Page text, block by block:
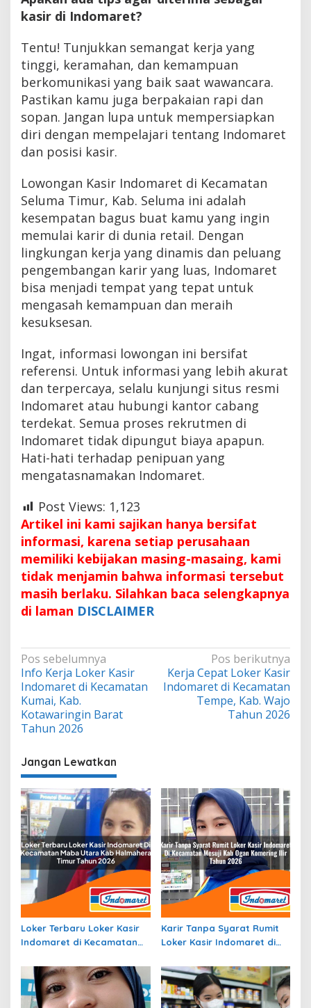
kasir di Indomaret?
Tentu! Tunjukkan semangat kerja yang
tinggi, keramahan, dan kemampuan
berkomunikasi yang baik saat wawancara.
Pastikan kamu juga berpakaian rapi dan
sopan. Jangan lupa untuk mempersiapkan
diri dengan mempelajari tentang Indomaret
dan posisi kasir.
Lowongan Kasir Indomaret di Kecamatan
Seluma Timur, Kab. Seluma ini adalah
kesempatan bagus buat kamu yang ingin
memulai karir di dunia retail. Dengan
lingkungan kerja yang dinamis dan peluang
pengembangan karir yang luas, Indomaret
bisa menjadi tempat yang tepat untuk
mengasah kemampuan dan meraih
kesuksesan.
Ingat, informasi lowongan ini bersifat
referensi. Untuk informasi yang lebih akurat
dan terpercaya, selalu kunjungi situs resmi
Indomaret atau hubungi kantor cabang
terdekat. Semua proses rekrutmen di
Indomaret tidak dipungut biaya apapun.
Hati-hati terhadap penipuan yang
mengatasnamakan Indomaret.
Post Views: 1,123
Artikel ini kami sajikan hanya bersifat
informasi, karena setiap perusahaan
memiliki kebijakan masing-masaing, kami
tidak menjamin bahwa informasi tersebut
masih berlaku. Silahkan baca selengkapnya
di laman DISCLAIMER
Navigasi
pos
Pos sebelumnya
Info Kerja Loker Kasir
Indomaret di Kecamatan
Kumai, Kab.
Kotawaringin Barat
Tahun 2026
Pos berikutnya
Kerja Cepat Loker Kasir
Indomaret di Kecamatan
Tempe, Kab. Wajo
Tahun 2026
Jangan Lewatkan
Loker Terbaru Loker Kasir
Indomaret di Kecamatan
Halmahera Timur Tahun
2026
Karir Tanpa Syarat Rumit
Loker Kasir Indomaret di
Ogan Komering Ilir Tahun
2026